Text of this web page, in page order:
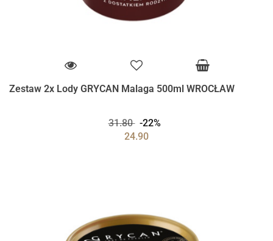
Zestaw 2x Lody GRYCAN Malaga 500ml WROCŁAW
31.80
-22%
24.90